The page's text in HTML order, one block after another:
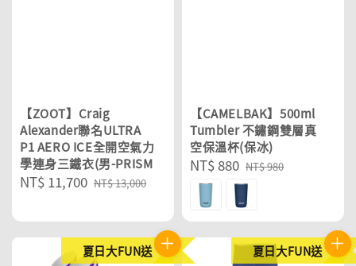
【ZOOT】Craig
Alexander聯名ULTRA
P1 AERO ICE全開空氣力
學連身三鐵衣(男-PRISM
Sale
NT$ 11,700 Regular
NT$ 13,000
【CAMELBAK】500ml
Tumbler 不鏽鋼雙層真
空保溫杯(保冰)
Sale
price
NT$ 880 Regular
price
NT$ 980
夏日大FUN送 夏日大FUN送